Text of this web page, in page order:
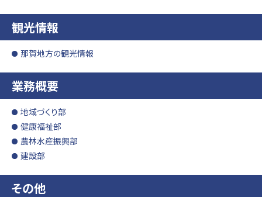
観光情報
那賀地方の観光情報
業務概要
地域づくり部
健康福祉部
農林水産振興部
建設部
その他